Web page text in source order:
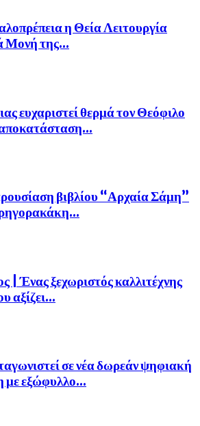
η Θεία Λειτουργία
Μονή της...
ευχαριστεί θερμά τον Θεόφιλο
βιβλίου “Αρχαία Σάμη”
| Ένας ξεχωριστός καλλιτέχνης
αξίζει...
σε νέα δωρεάν ψηφιακή
με εξώφυλλο...